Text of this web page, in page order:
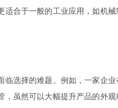
适合于一般的工业应用，如机
临选择的难题。例如，一家企
，虽然可以大幅提升产品的外